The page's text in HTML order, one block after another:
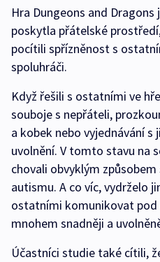
Hra Dungeons and
poskytla přátelské
pocítili spřízněnost s
spoluhráči.
Když řešili s ostatními ve
souboje s nepřáteli,
a kobek nebo vyjednávání
uvolnění. V tomto stavu na
chovali obvyklým
autismu. A co víc, vydrželo
ostatními komunikovat
mnohem snadněji a
Účastníci studie také cítili,